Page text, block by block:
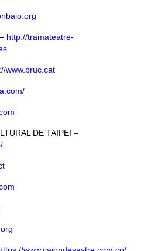
http://tramateatre-
www.bruc.cat
DE TAIPEI –